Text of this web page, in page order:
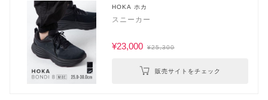
HOKA ホカ
スニーカー
¥23,000 ¥25,300
販売サイトをチェック